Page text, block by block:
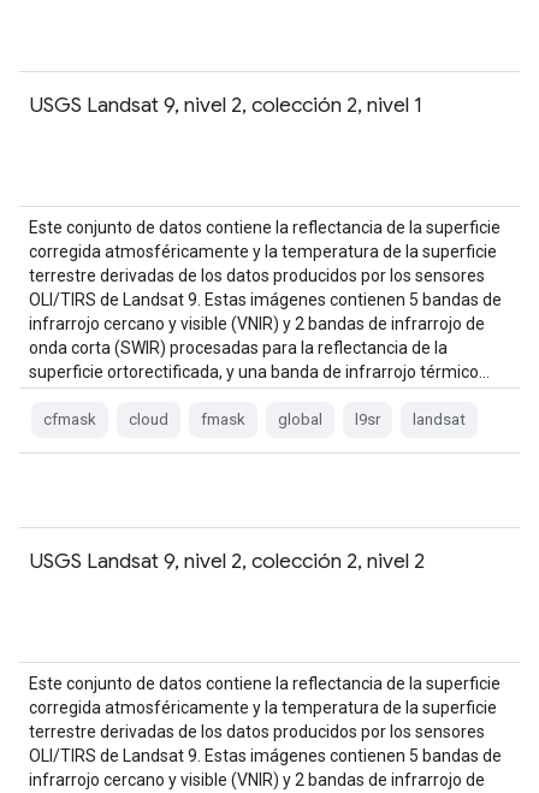
USGS Landsat 9, nivel 2, colección 2, nivel 1
Este conjunto de datos contiene la reflectancia de la superficie
corregida atmosféricamente y la temperatura de la superficie
terrestre derivadas de los datos producidos por los sensores
OLI/TIRS de Landsat 9. Estas imágenes contienen 5 bandas de
infrarrojo cercano y visible (VNIR) y 2 bandas de infrarrojo de
onda corta (SWIR) procesadas para la reflectancia de la
superficie ortorectificada, y una banda de infrarrojo térmico…
cfmask cloud fmask global l9sr landsat
USGS Landsat 9, nivel 2, colección 2, nivel 2
Este conjunto de datos contiene la reflectancia de la superficie
corregida atmosféricamente y la temperatura de la superficie
terrestre derivadas de los datos producidos por los sensores
OLI/TIRS de Landsat 9. Estas imágenes contienen 5 bandas de
infrarrojo cercano y visible (VNIR) y 2 bandas de infrarrojo de